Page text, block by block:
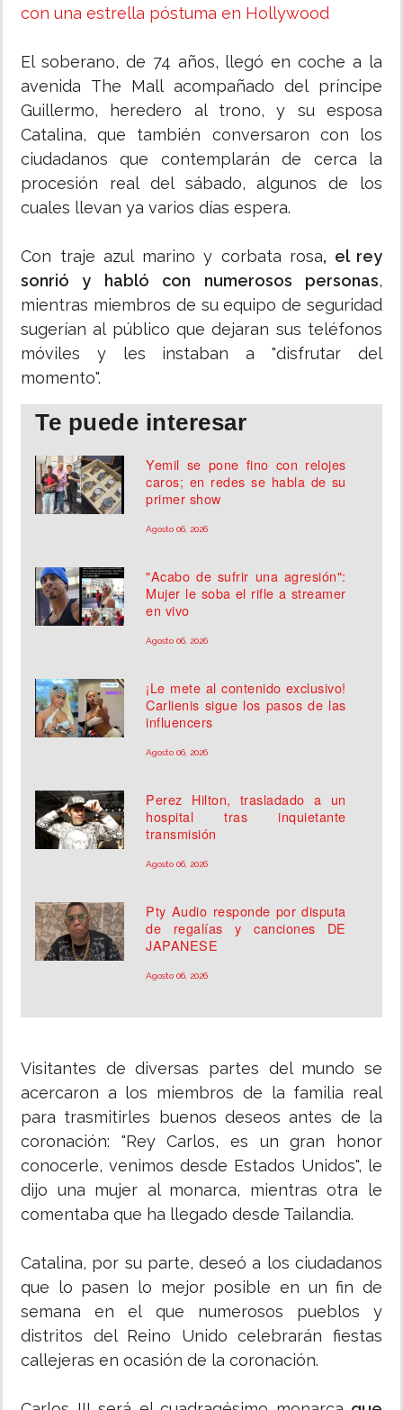
con una estrella póstuma en Hollywood
El soberano, de 74 años, llegó en coche a la
avenida The Mall acompañado del príncipe
Guillermo, heredero al trono, y su esposa
Catalina, que también conversaron con los
ciudadanos que contemplarán de cerca la
procesión real del sábado, algunos de los
cuales llevan ya varios días espera.
Con traje azul marino y corbata rosa, el rey
sonrió y habló con numerosos personas,
mientras miembros de su equipo de seguridad
sugerían al público que dejaran sus teléfonos
móviles y les instaban a "disfrutar del
momento".
Te puede interesar
Yemil se pone fino con relojes
caros; en redes se habla de su
primer show
Agosto 06, 2026
"Acabo de sufrir una agresión":
Mujer le soba el rifle a streamer
en vivo
Agosto 06, 2026
¡Le mete al contenido exclusivo!
Carlienis sigue los pasos de las
influencers
Agosto 06, 2026
Perez Hilton, trasladado a un
hospital tras inquietante
transmisión
Agosto 06, 2026
Pty Audio responde por disputa
de regalías y canciones DE
JAPANESE
Agosto 06, 2026
Visitantes de diversas partes del mundo se
acercaron a los miembros de la familia real
para trasmitirles buenos deseos antes de la
coronación: "Rey Carlos, es un gran honor
conocerle, venimos desde Estados Unidos", le
dijo una mujer al monarca, mientras otra le
comentaba que ha llegado desde Tailandia.
Catalina, por su parte, deseó a los ciudadanos
que lo pasen lo mejor posible en un fin de
semana en el que numerosos pueblos y
distritos del Reino Unido celebrarán fiestas
callejeras en ocasión de la coronación.